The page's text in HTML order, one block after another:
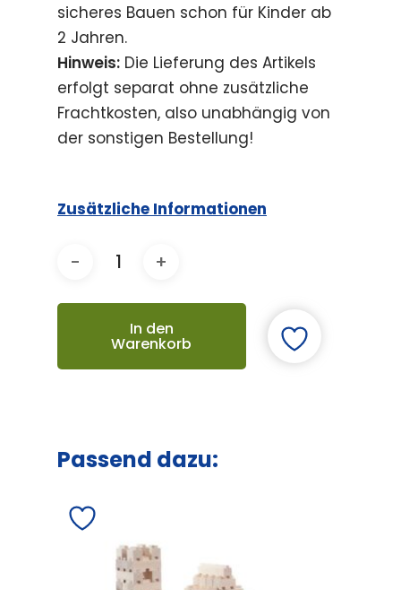
sicheres Bauen schon für Kinder ab
2 Jahren.
Hinweis: Die Lieferung des Artikels
erfolgt separat ohne zusätzliche
Frachtkosten, also unabhängig von
der sonstigen Bestellung!
Zusätzliche Informationen
In den
Warenkorb
Passend dazu: